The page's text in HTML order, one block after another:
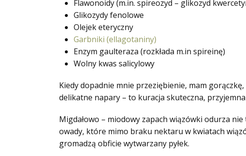
Flawonoidy (m.in. spireozyd – glikozyd
Glikozydy fenolowe
Olejek eteryczny
Garbniki (ellagotaniny)
Enzym gaulteraza (rozkłada m.in spireinę)
Wolny kwas salicylowy
Kiedy dopadnie mnie przeziębienie, mam
delikatne napary – to kuracja skuteczna,
Migdałowo – miodowy zapach wiązówki odurza
owady, które mimo braku nektaru w kwiatach
gromadzą obficie wytwarzany pyłek.